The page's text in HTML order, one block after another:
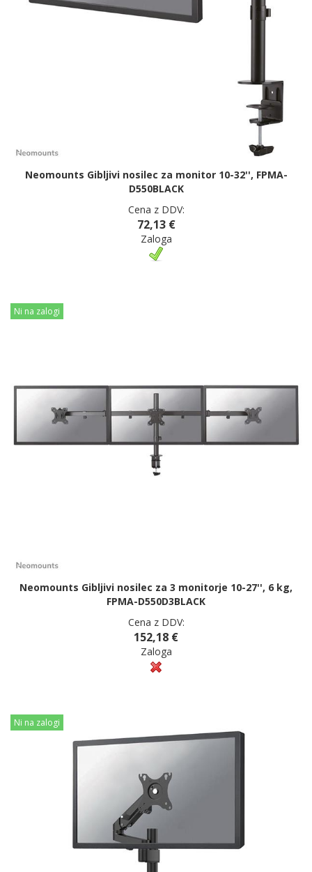
Neomounts Gibljivi nosilec za monitor 10-32'', FPMA-
D550BLACK
Cena z DDV:
72,13 €
Zaloga
Ni na zalogi
Neomounts Gibljivi nosilec za 3 monitorje 10-27'', 6 kg,
FPMA-D550D3BLACK
Cena z DDV:
152,18 €
Zaloga
Ni na zalogi